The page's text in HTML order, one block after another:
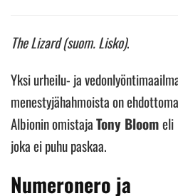
The Lizard (suom. Lisko).
Yksi urheilu- ja
menestyjähahmoista on
Albionin omistajaTony Bloomeli
joka ei puhu paskaa.
Numeronero ja